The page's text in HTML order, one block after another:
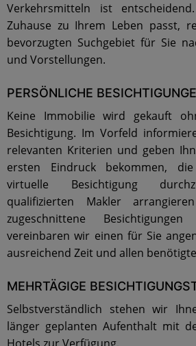
Verkehrsmitteln ist
Zuhause zu Ihrem Leben passt,
bevorzugten Suchgebiet für Sie
und Vorstellungen.
PERSÖNLICHE
Keine Immobilie wird gekauft
Besichtigung. Im Vorfeld
relevanten Kriterien und geben
ersten Eindruck bekommen,
virtuelle Besichtigung
qualifizierten Makler
zugeschnittene
vereinbaren wir einen für Sie
ausreichend Zeit und allen
MEHRTÄGIGE
Selbstverständlich stehen wir
länger geplanten Aufenthalt mit